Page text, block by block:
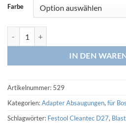
Farbe
IN DEN
Artikelnummer: 529
Kategorien:Adapter Absaugungen,für
Schlagwörter: Festool Cleantec D27,